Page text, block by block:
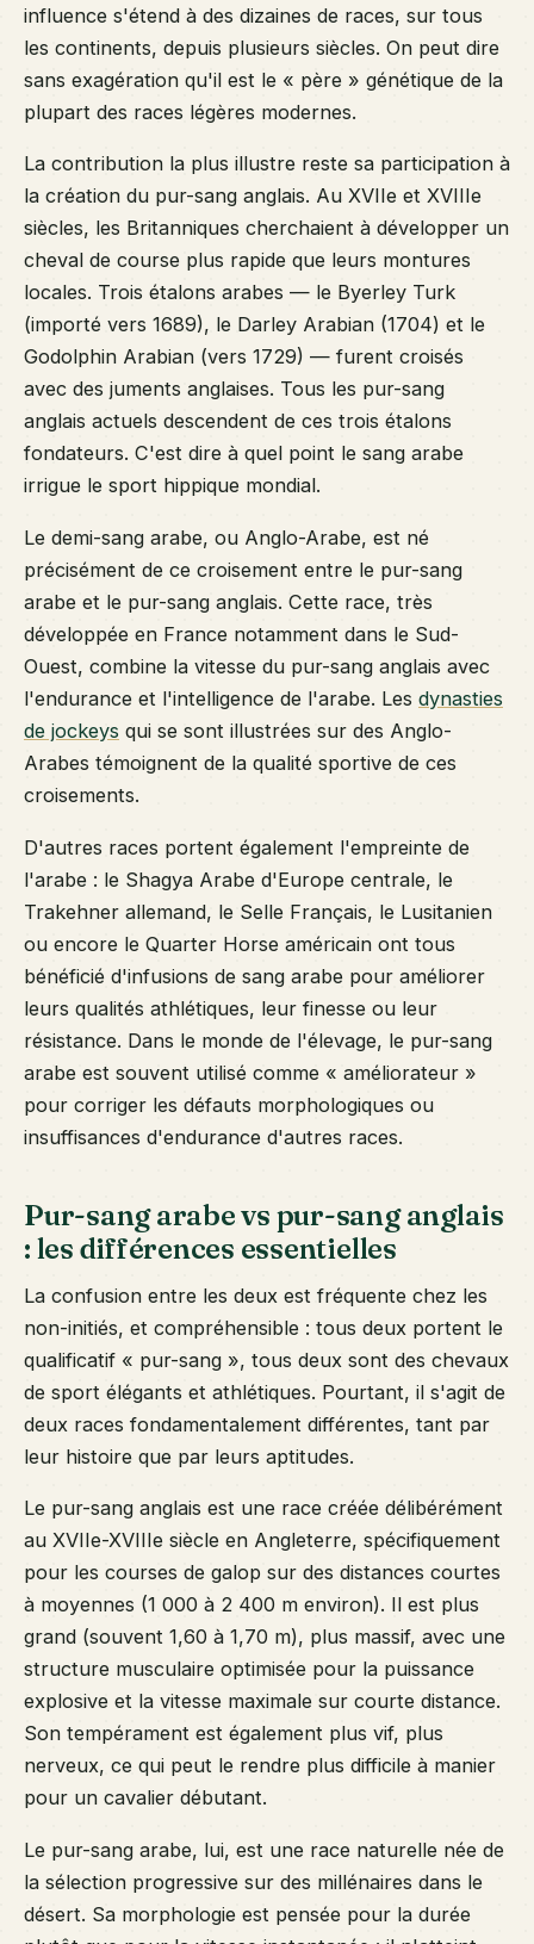
influence s'étend à des dizaines de races, sur tous
les continents, depuis plusieurs siècles. On peut dire
sans exagération qu'il est le « père » génétique de la
plupart des races légères modernes.
La contribution la plus illustre reste sa participation à
la création du pur-sang anglais. Au XVIIe et XVIIIe
siècles, les Britanniques cherchaient à développer un
cheval de course plus rapide que leurs montures
locales. Trois étalons arabes — le Byerley Turk
(importé vers 1689), le Darley Arabian (1704) et le
Godolphin Arabian (vers 1729) — furent croisés
avec des juments anglaises. Tous les pur-sang
anglais actuels descendent de ces trois étalons
fondateurs. C'est dire à quel point le sang arabe
irrigue le sport hippique mondial.
Le demi-sang arabe, ou Anglo-Arabe, est né
précisément de ce croisement entre le pur-sang
arabe et le pur-sang anglais. Cette race, très
développée en France notamment dans le Sud-
Ouest, combine la vitesse du pur-sang anglais avec
l'endurance et l'intelligence de l'arabe. Les dynasties
de jockeys qui se sont illustrées sur des Anglo-
Arabes témoignent de la qualité sportive de ces
croisements.
D'autres races portent également l'empreinte de
l'arabe : le Shagya Arabe d'Europe centrale, le
Trakehner allemand, le Selle Français, le Lusitanien
ou encore le Quarter Horse américain ont tous
bénéficié d'infusions de sang arabe pour améliorer
leurs qualités athlétiques, leur finesse ou leur
résistance. Dans le monde de l'élevage, le pur-sang
arabe est souvent utilisé comme « améliorateur »
pour corriger les défauts morphologiques ou
insuffisances d'endurance d'autres races.
Pur-sang arabe vs pur-sang anglais
: les différences essentielles
La confusion entre les deux est fréquente chez les
non-initiés, et compréhensible : tous deux portent le
qualificatif « pur-sang », tous deux sont des chevaux
de sport élégants et athlétiques. Pourtant, il s'agit de
deux races fondamentalement différentes, tant par
leur histoire que par leurs aptitudes.
Le pur-sang anglais est une race créée délibérément
au XVIIe-XVIIIe siècle en Angleterre, spécifiquement
pour les courses de galop sur des distances courtes
à moyennes (1 000 à 2 400 m environ). Il est plus
grand (souvent 1,60 à 1,70 m), plus massif, avec une
structure musculaire optimisée pour la puissance
explosive et la vitesse maximale sur courte distance.
Son tempérament est également plus vif, plus
nerveux, ce qui peut le rendre plus difficile à manier
pour un cavalier débutant.
Le pur-sang arabe, lui, est une race naturelle née de
la sélection progressive sur des millénaires dans le
désert. Sa morphologie est pensée pour la durée